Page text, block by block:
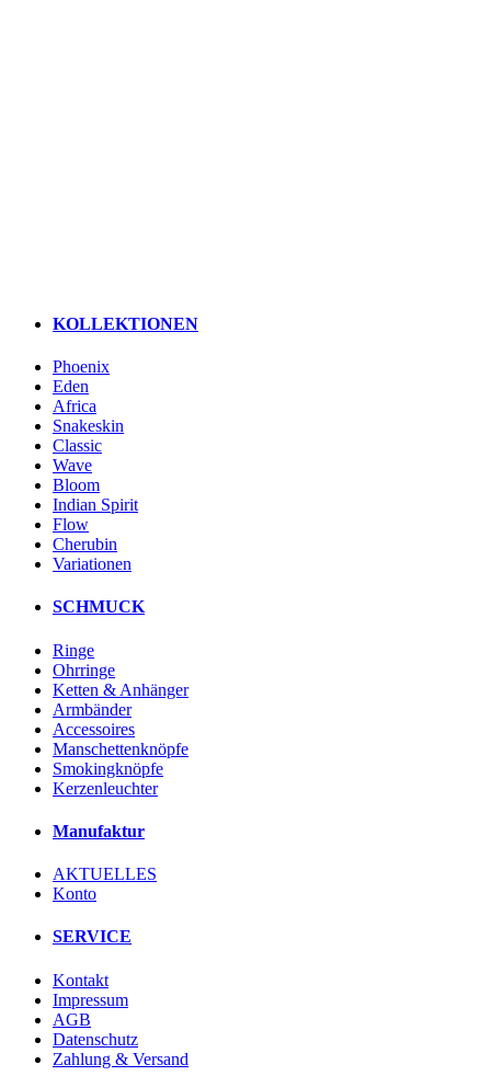
KOLLEKTIONEN
Phoenix
Eden
Africa
Snakeskin
Classic
Wave
Bloom
Indian Spirit
Flow
Cherubin
Variationen
SCHMUCK
Ringe
Ohrringe
Ketten & Anhänger
Armbänder
Accessoires
Manschettenknöpfe
Smokingknöpfe
Kerzenleuchter
Manufaktur
AKTUELLES
Konto
SERVICE
Kontakt
Impressum
AGB
Datenschutz
Zahlung & Versand